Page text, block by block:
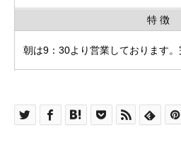
特 徴
朝は9：30より営業しております。